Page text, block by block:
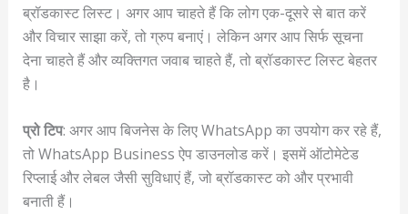
ब्रॉडकास्ट लिस्ट। अगर आप चाहते हैं कि लोग एक-दूसरे से बात करें
और विचार साझा करें, तो ग्रुप बनाएं। लेकिन अगर आप सिर्फ सूचना
देना चाहते हैं और व्यक्तिगत जवाब चाहते हैं, तो ब्रॉडकास्ट लिस्ट बेहतर
है।
प्रो टिप: अगर आप बिजनेस के लिए WhatsApp का उपयोग कर रहे हैं,
तो WhatsApp Business ऐप डाउनलोड करें। इसमें ऑटोमेटेड
रिप्लाई और लेबल जैसी सुविधाएं हैं, जो ब्रॉडकास्ट को और प्रभावी
बनाती हैं।